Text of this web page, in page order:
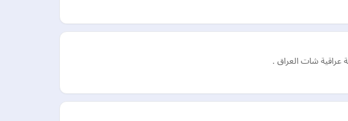
عراقية شات العراق .